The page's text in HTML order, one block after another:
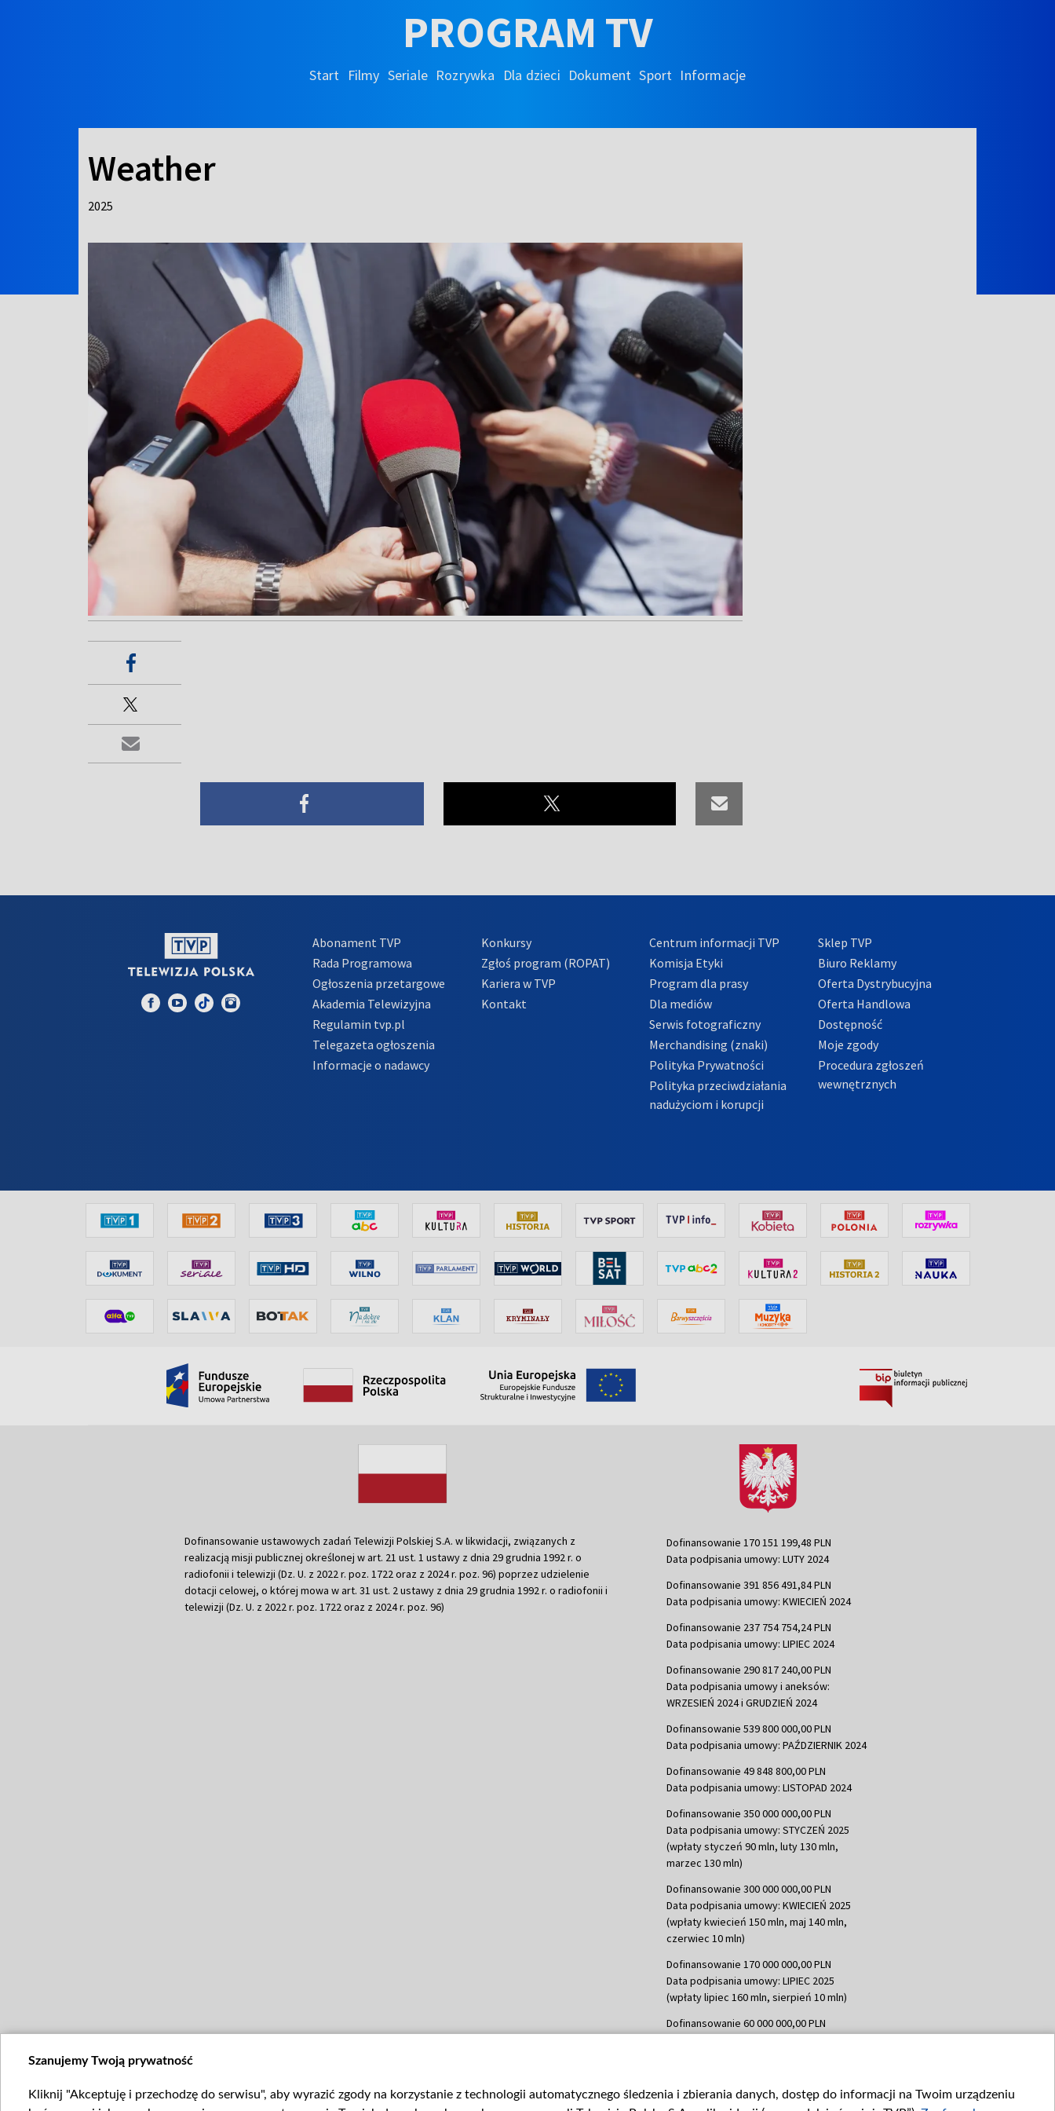
PROGRAM TV
Start Filmy Seriale Rozrywka Dla dzieci Dokument Sport Informacje
Weather
2025
Abonament TVP
Rada Programowa
Ogłoszenia przetargowe
Akademia Telewizyjna
Regulamin tvp.pl
Telegazeta ogłoszenia
Informacje o nadawcy
Konkursy
Zgłoś program (ROPAT)
Kariera w TVP
Kontakt
Centrum informacji TVP
Komisja Etyki
Program dla prasy
Dla mediów
Serwis fotograficzny
Merchandising (znaki)
Polityka Prywatności
Polityka przeciwdziałania
nadużyciom i korupcji
Sklep TVP
Biuro Reklamy
Oferta Dystrybucyjna
Oferta Handlowa
Dostępność
Moje zgody
Procedura zgłoszeń
wewnętrznych
Dofinansowanie ustawowych zadań Telewizji Polskiej S.A. w likwidacji, związanych z
realizacją misji publicznej określonej w art. 21 ust. 1 ustawy z dnia 29 grudnia 1992 r. o
radiofonii i telewizji (Dz. U. z 2022 r. poz. 1722 oraz z 2024 r. poz. 96) poprzez udzielenie
dotacji celowej, o której mowa w art. 31 ust. 2 ustawy z dnia 29 grudnia 1992 r. o radiofonii i
telewizji (Dz. U. z 2022 r. poz. 1722 oraz z 2024 r. poz. 96)
Dofinansowanie 170 151 199,48 PLN
Data podpisania umowy: LUTY 2024
Dofinansowanie 391 856 491,84 PLN
Data podpisania umowy: KWIECIEŃ 2024
Dofinansowanie 237 754 754,24 PLN
Data podpisania umowy: LIPIEC 2024
Dofinansowanie 290 817 240,00 PLN
Data podpisania umowy i aneksów:
WRZESIEŃ 2024 i GRUDZIEŃ 2024
Dofinansowanie 539 800 000,00 PLN
Data podpisania umowy: PAŹDZIERNIK 2024
Dofinansowanie 49 848 800,00 PLN
Data podpisania umowy: LISTOPAD 2024
Dofinansowanie 350 000 000,00 PLN
Data podpisania umowy: STYCZEŃ 2025
(wpłaty styczeń 90 mln, luty 130 mln,
marzec 130 mln)
Dofinansowanie 300 000 000,00 PLN
Data podpisania umowy: KWIECIEŃ 2025
(wpłaty kwiecień 150 mln, maj 140 mln,
czerwiec 10 mln)
Dofinansowanie 170 000 000,00 PLN
Data podpisania umowy: LIPIEC 2025
(wpłaty lipiec 160 mln, sierpień 10 mln)
Dofinansowanie 60 000 000,00 PLN
Data podpisania umowy: WRZESIEŃ 2025
Szanujemy Twoją prywatność
Kliknij "Akceptuję i przechodzę do serwisu", aby wyrazić zgody na korzystanie z technologii automatycznego śledzenia i zbierania danych, dostęp do informacji na Twoim urządzeniu